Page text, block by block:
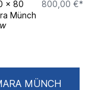
x 80
800,00 €*
Münch
MÜNCH